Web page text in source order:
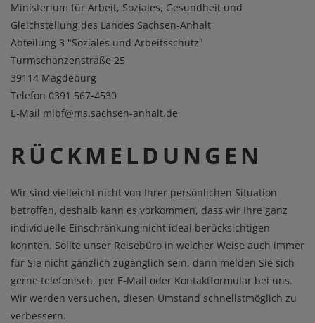
Ministerium für Arbeit, Soziales, Gesundheit und
Gleichstellung des Landes Sachsen-Anhalt
Abteilung 3 "Soziales und Arbeitsschutz"
Turmschanzenstraße 25
39114 Magdeburg
Telefon 0391 567-4530
E-Mail mlbf@ms.sachsen-anhalt.de
RÜCKMELDUNGEN
Wir sind vielleicht nicht von Ihrer persönlichen Situation
betroffen, deshalb kann es vorkommen, dass wir Ihre ganz
individuelle Einschränkung nicht ideal berücksichtigen
konnten. Sollte unser Reisebüro in welcher Weise auch immer
für Sie nicht gänzlich zugänglich sein, dann melden Sie sich
gerne telefonisch, per E-Mail oder Kontaktformular bei uns.
Wir werden versuchen, diesen Umstand schnellstmöglich zu
verbessern.